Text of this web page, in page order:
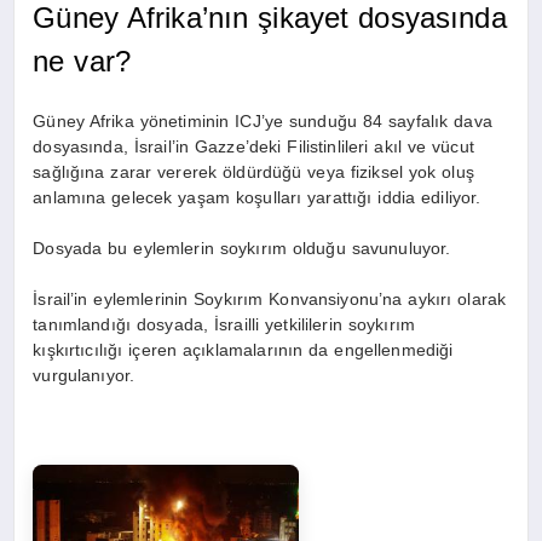
Güney Afrika’nın şikayet dosyasında
ne var?
Güney Afrika yönetiminin ICJ’ye sunduğu 84 sayfalık dava
dosyasında, İsrail’in Gazze’deki Filistinlileri akıl ve vücut
sağlığına zarar vererek öldürdüğü veya fiziksel yok oluş
anlamına gelecek yaşam koşulları yarattığı iddia ediliyor.
Dosyada bu eylemlerin soykırım olduğu savunuluyor.
İsrail’in eylemlerinin Soykırım Konvansiyonu’na aykırı olarak
tanımlandığı dosyada, İsrailli yetkililerin soykırım
kışkırtıcılığı içeren açıklamalarının da engellenmediği
vurgulanıyor.